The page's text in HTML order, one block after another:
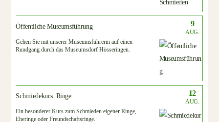
Öffentliche Museumsführung 9
AUG.
Gehen Sie mit unserer Museumsführerin auf einen
Rundgang durch das Museumsdorf Hösseringen.
Schmiedekurs: Ringe 12
AUG.
Ein besonderer Kurs zum Schmieden eigener Ringe,
Eheringe oder Freundschaftsringe.